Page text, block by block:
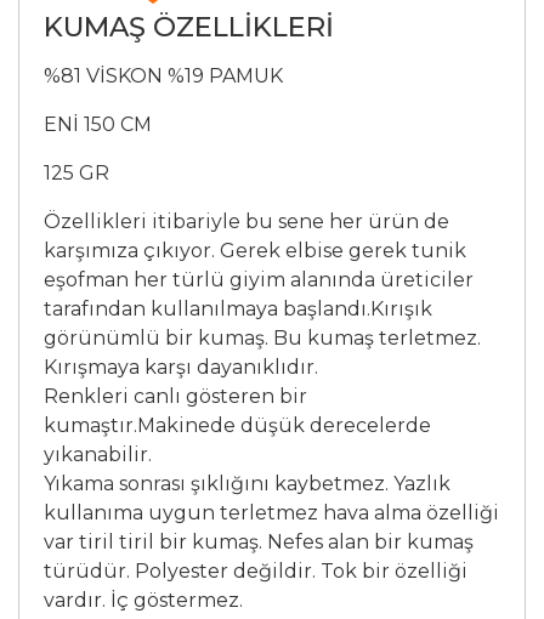
KUMAŞ ÖZELLİKLERİ
%81 VİSKON %19 PAMUK
ENİ 150 CM
125 GR
Özellikleri itibariyle bu sene her ürün de
karşımıza çıkıyor. Gerek elbise gerek tunik
eşofman her türlü giyim alanında üreticiler
tarafından kullanılmaya başlandı​.Kırışık
görünümlü bir kumaş. Bu kumaş terletmez.
Kırışmaya karşı dayanıklıdır.
Renkleri canlı gösteren bir
kumaştır.Makinede düşük derecelerde
yıkanabilir.
Yıkama sonrası şıklığını kaybetmez. Yazlık
kullanıma uygun terletmez hava alma özelliği
var tiril tiril bir kumaş. Nefes alan bir kumaş
türüdür. Polyester değildir. Tok bir özelliği
vardır. İç göstermez.